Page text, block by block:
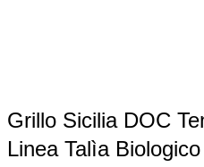
Grillo Sicilia DOC
Linea Talìa